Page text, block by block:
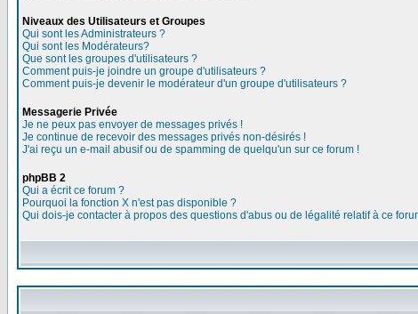
Niveaux des Utilisateurs et Groupes
Qui sont les Administrateurs ?
Qui sont les Modérateurs?
Que sont les groupes d'utilisateurs ?
Comment puis-je joindre un groupe d'utilisateurs ?
Comment puis-je devenir le modérateur d'un groupe d'utilisateurs ?
Messagerie Privée
Je ne peux pas envoyer de messages privés !
Je continue de recevoir des messages privés non-désirés !
J'ai reçu un e-mail abusif ou de spamming de quelqu'un sur ce forum !
phpBB 2
Qui a écrit ce forum ?
Pourquoi la fonction X n'est pas disponible ?
Qui dois-je contacter à propos des questions d'abus ou de légalité relatif à ce